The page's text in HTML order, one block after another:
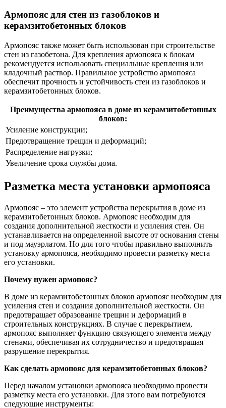
Армопояс для стен из газоблоков и
керамзитобетонных блоков
Армопояс также может быть использован при строительстве
стен из газобетона. Для крепления армопояса к блокам
рекомендуется использовать специальные крепления или
кладочный раствор. Правильное устройство армопояса
обеспечит прочность и устойчивость стен из газоблоков и
керамзитобетонных блоков.
Преимущества армопояса в доме из керамзитобетонных
блоков:
Усиление конструкции;
Предотвращение трещин и деформаций;
Распределение нагрузки;
Увеличение срока службы дома.
Разметка места установки армопояса
Армопояс – это элемент устройства перекрытия в доме из
керамзитобетонных блоков. Армопояс необходим для
создания дополнительной жесткости и усиления стен. Он
устанавливается на определенной высоте от основания стены
и под мауэрлатом. Но для того чтобы правильно выполнить
установку армопояса, необходимо провести разметку места
его установки.
Почему нужен армопояс?
В доме из керамзитобетонных блоков армопояс необходим для
усиления стен и создания дополнительной жесткости. Он
предотвращает образование трещин и деформаций в
строительных конструкциях. В случае с перекрытием,
армопояс выполняет функцию связующего элемента между
стенами, обеспечивая их сотрудничество и предотвращая
разрушение перекрытия.
Как сделать армопояс для керамзитобетонных блоков?
Перед началом установки армопояса необходимо провести
разметку места его установки. Для этого вам потребуются
следующие инструменты: